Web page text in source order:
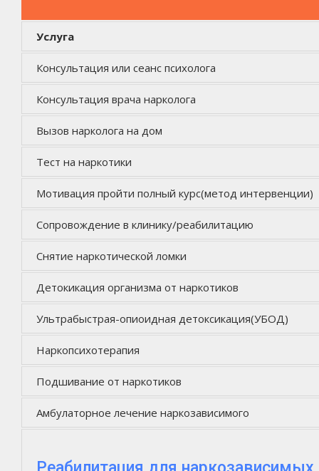
Услуга
Консультация или сеанс психолога
Консультация врача нарколога
Вызов нарколога на дом
Тест на наркотики
Мотивация пройти полный курс(метод интервенции)
Сопровождение в клинику/реабилитацию
Снятие наркотической ломки
Детокикация организма от наркотиков
Ультрабыстрая-опиоидная детоксикация(УБОД)
Наркопсихотерапия
Подшивание от наркотиков
Амбулаторное лечение наркозависимого